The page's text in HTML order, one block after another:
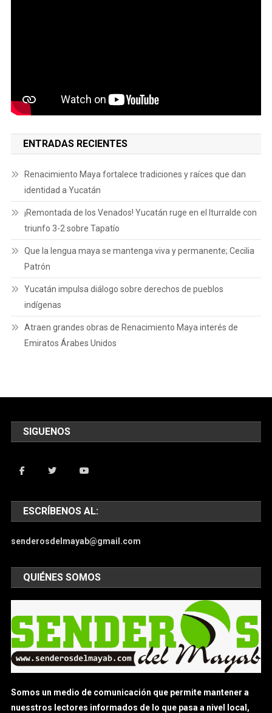
ENTRADAS RECIENTES
Renacimiento Maya fortalece tradiciones y raíces que dan
identidad a Yucatán
¡Remontada de los Venados! Yucatán ruge en el Iturralde con
triunfo 3-2 sobre Tapatío
Que la lengua maya se mantenga viva y permanente; Cecilia
Patrón
Yucatán impulsa diálogo sobre derechos de pueblos
indígenas
Atraen grandes obras de Renacimiento Maya interés de
Emiratos Árabes Unidos
SIGUENOS
ESCRÍBENOS AL:
senderosdelmayab@gmail.com
QUIÉNES SOMOS
Somos un medio de comunicación que permite mantener a
nuesstros lectores informados de lo que pasa a nivel local,